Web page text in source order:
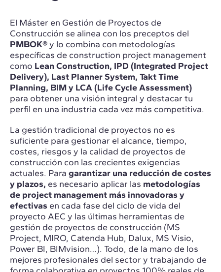
El Máster en Gestión de Proyectos de
Construcción se alinea con los preceptos del
PMBOK®y lo combina con metodologías
específicas de construction project management
como Lean Construction, IPD (Integrated Project
Delivery), Last Planner System, Takt Time
Planning, BIM y LCA (Life Cycle Assessment)
para obtener una visión integral y destacar tu
perfil en una industria cada vez más competitiva.
La gestión tradicional de proyectos no es
suficiente para gestionar el alcance, tiempo,
costes, riesgos y la calidad de proyectos de
construcción con las crecientes exigencias
actuales. Para garantizar una reducción de costes
y plazos, es necesario aplicar las metodologías
de project management más innovadoras y
efectivas en cada fase del ciclo de vida del
proyecto AEC y las últimas herramientas de
gestión de proyectos de construcción (MS
Project, MIRO, Catenda Hub, Dalux, MS Visio,
Power BI, BIMvision…). Todo, de la mano de los
mejores profesionales del sector y trabajando de